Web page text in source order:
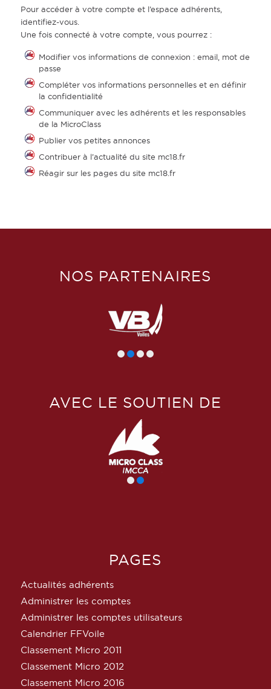
Pour accéder à votre compte et l’espace adhérents,
identifiez-vous.
Une fois connecté à votre compte, vous pourrez :
Modifier vos informations de connexion : email, mot de
passe
Compléter vos informations personnelles et en définir
la confidentialité
Communiquer avec les adhérents et les responsables
de la MicroClass
Publier vos petites annonces
Contribuer à l’actualité du site mc18.fr
Réagir sur les pages du site mc18.fr
NOS PARTENAIRES
AVEC LE SOUTIEN DE
PAGES
Actualités adhérents
Administrer les comptes
Administrer les comptes utilisateurs
Calendrier FFVoile
Classement Micro 2011
Classement Micro 2012
Classement Micro 2016